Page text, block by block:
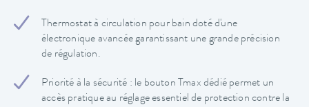
Thermostat à circulation pour bain doté d'une
électronique avancée garantissant une grande précision
de régulation.
Priorité à la sécurité : le bouton Tmax dédié permet un
accès pratique au réglage essentiel de protection contre la